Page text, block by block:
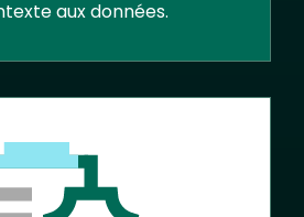
aux données.